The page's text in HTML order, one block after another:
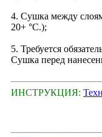
4. Сушка между
20+ °С.);
5. Требуется
Сушка перед
ИНСТРУКЦИЯ: